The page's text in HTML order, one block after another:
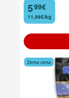
5
. 99€
11,98€/kg